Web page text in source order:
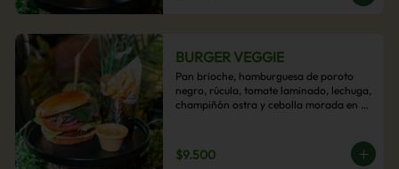
BURGER VEGGIE
Pan brioche, hamburguesa de poroto
negro, rúcula, tomate laminado, lechuga,
champiñón ostra y cebolla morada en
$9.500